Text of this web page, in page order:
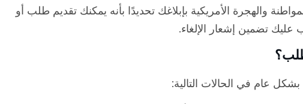
والهجرة الأمريكية بإبلاغك تحديدًا بأنه يمكنك تقديم طلب أو
عليك تضمين إشعار الإلغاء.
عام في الحالات التالية: